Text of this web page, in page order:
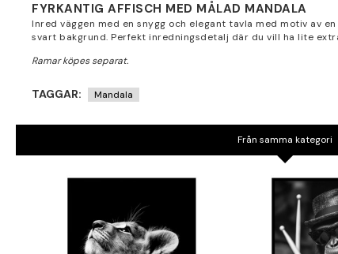
FYRKANTIG AFFISCH MED MÅLAD MANDALA
Inred väggen med en snygg och elegant tavla med motiv av
svart bakgrund. Perfekt inredningsdetalj där du vill ha lite
TAGGAR: Mandala
Från samma kategori